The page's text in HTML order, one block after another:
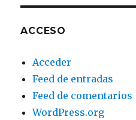
ACCESO
Acceder
Feed de entradas
Feed de comentarios
WordPress.org